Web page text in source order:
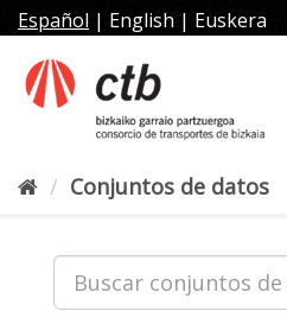
al
contenido
Español | English | Euskera
Conjuntos de datos